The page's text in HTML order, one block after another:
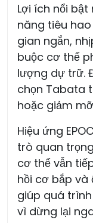
Lợi ích nổi
năng tiêu
gian ngắn,
buộc cơ thể
lượng dự trữ.
chọn Tabata
hoặc giảm
Hiệu ứng
trò quan
cơ thể vẫn
hồi cơ bắp và
giúp quá
vì dừng lại